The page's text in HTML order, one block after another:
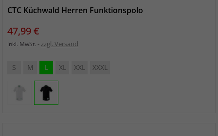
CTC Küchwald Herren Funktionspolo
Preis
47,99 €
inkl. MwSt. zzgl. Versand
S M L XL XXL XXXL